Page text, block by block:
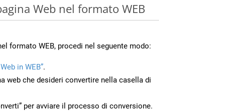
Web nel formato WEB
formato WEB, procedi nel seguente modo:
in WEB”.
web che desideri convertire nella casella di
per avviare il processo di conversione.